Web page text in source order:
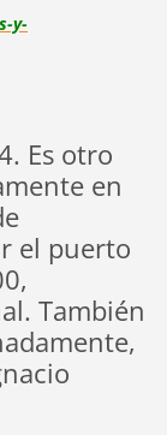
y-
Es otro
en
el puerto
También